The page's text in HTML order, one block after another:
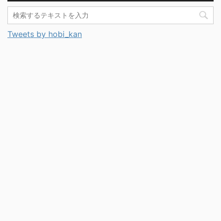
Tweets by hobi_kan